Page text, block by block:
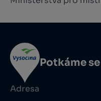
Potkáme
Adresa